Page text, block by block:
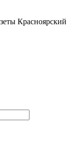
Красноярский